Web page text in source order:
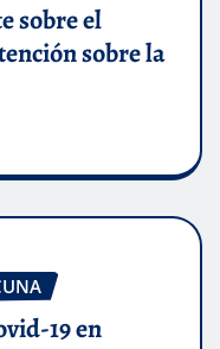
sobre el
sobre la
19 en